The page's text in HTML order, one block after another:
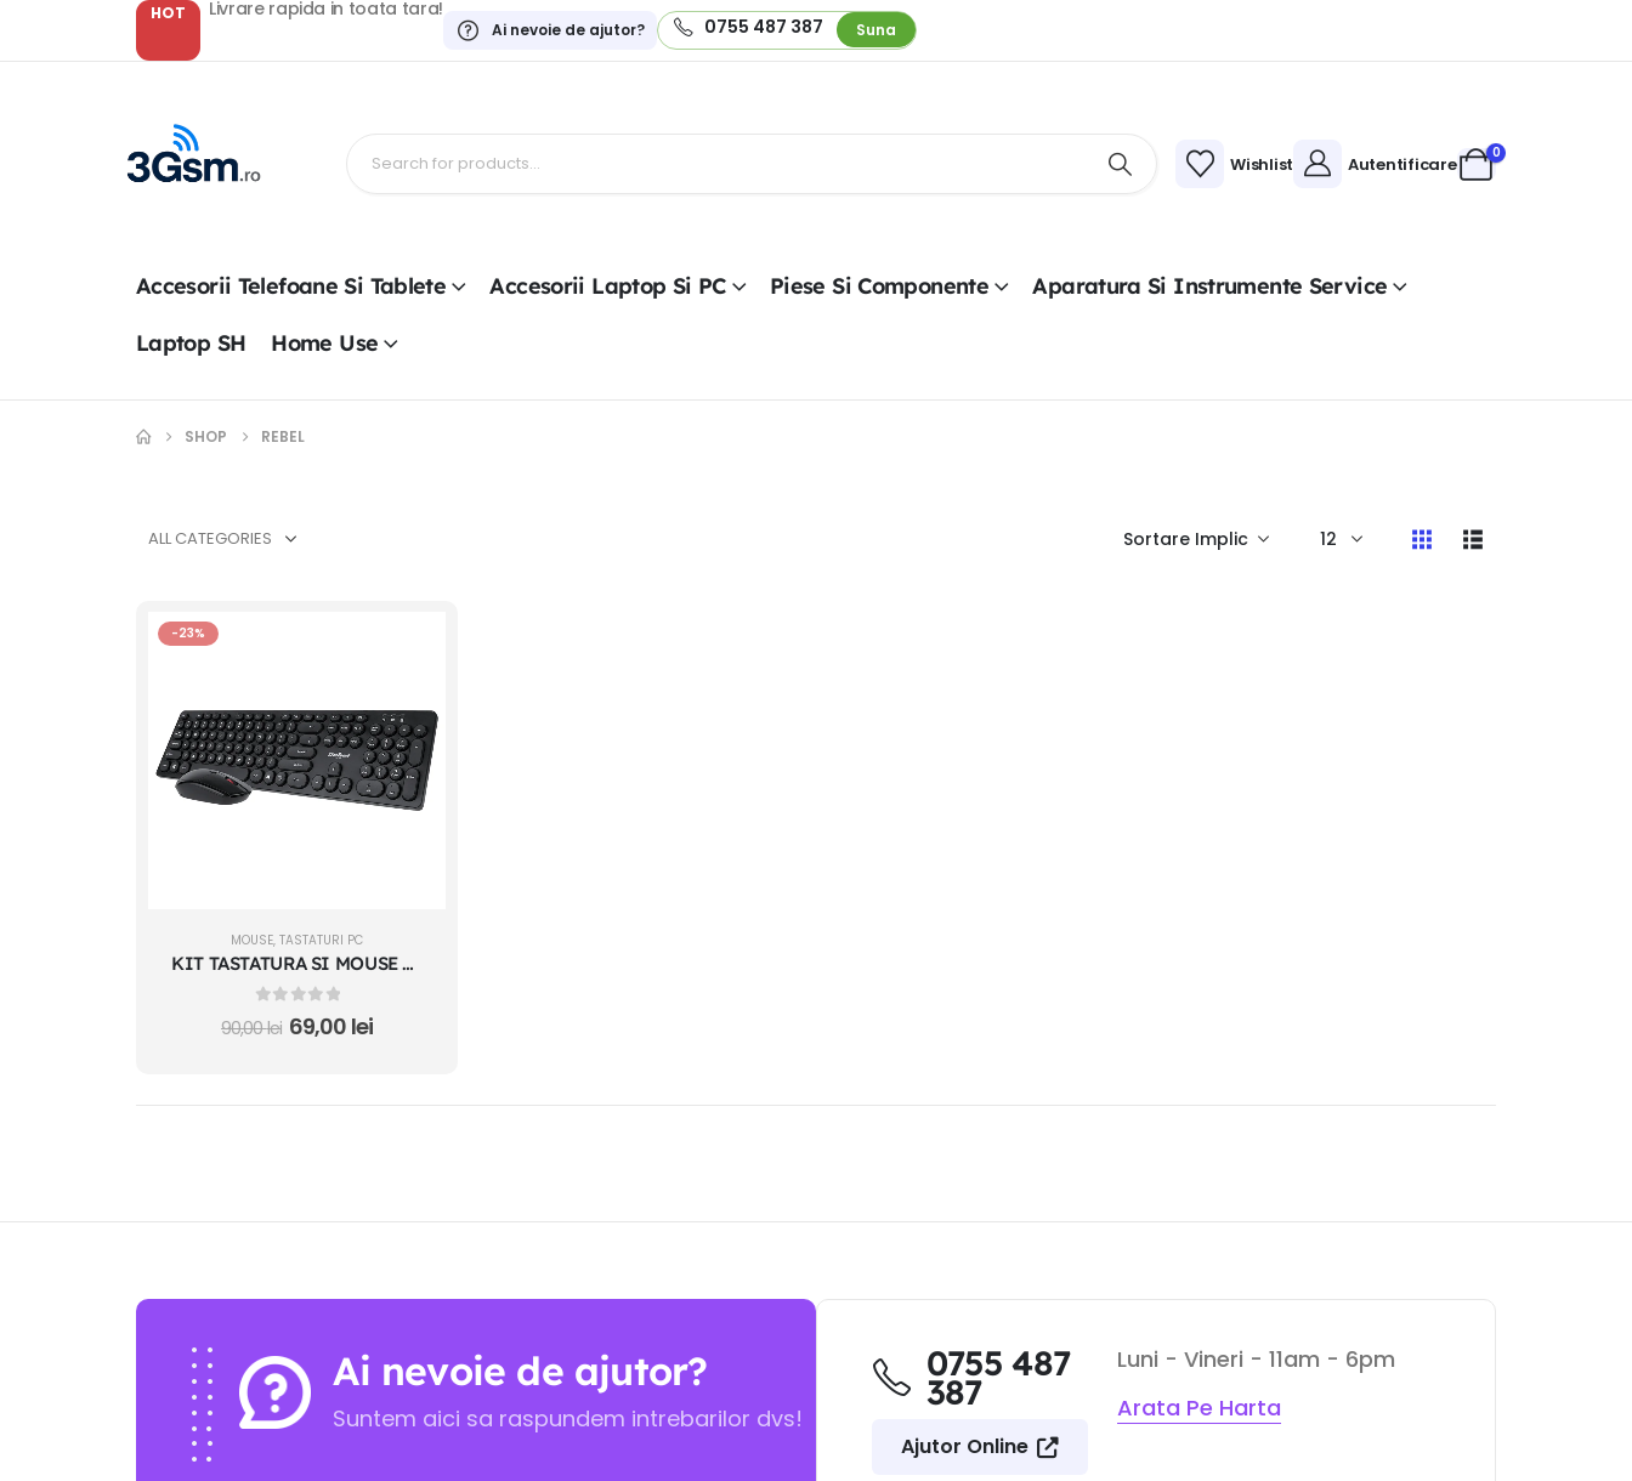
HOT Livrare rapida in toata tara!
Ai nevoie de ajutor? 0755 487 387 Suna
Wishlist Autentificare
0
Accesorii Telefoane Si Tablete Accesorii Laptop Si PC Piese Si Componente Aparatura Si Instrumente Service
Laptop SH Home Use
SHOP REBEL
ALL CATEGORIES
-23%
MOUSE, TASTATURI PC
KIT TASTATURA SI MOUSE WIRELESS WS400 REBEL
out of 5
90,00lei 69,00 lei
Ai nevoie de ajutor?
Suntem aici sa raspundem intrebarilor dvs!
0755 487
387
Ajutor Online
Luni - Vineri - 11am - 6pm
Arata Pe Harta